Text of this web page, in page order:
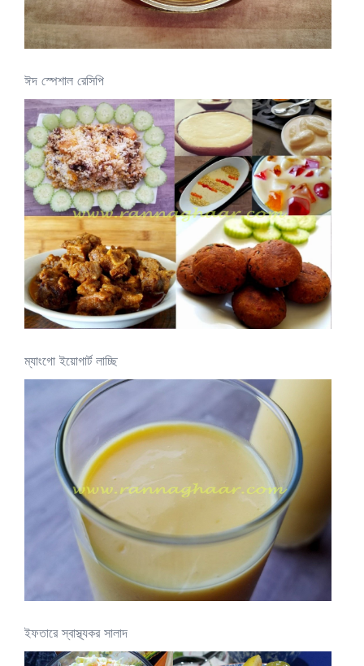
ঈদ স্পেশাল রেসিপি
ম্যাংগো ইয়োগার্ট লাচ্ছি
ইফতারে স্বাস্থ্যকর সালাদ